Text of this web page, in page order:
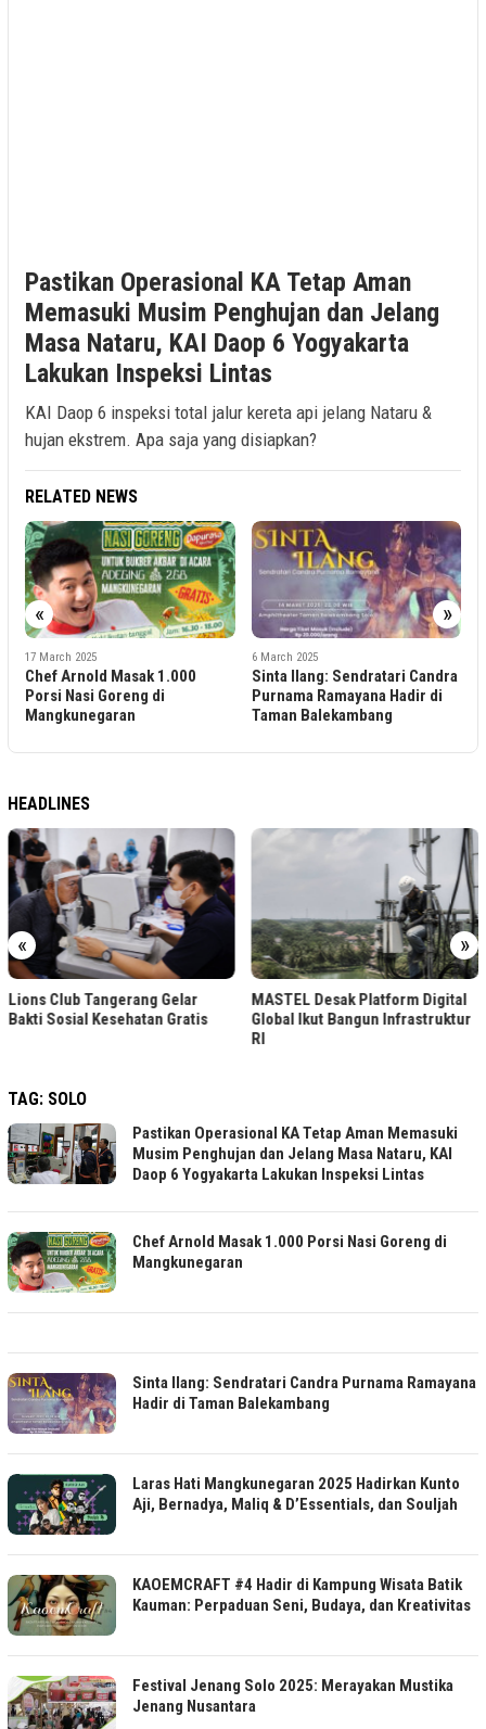
Pastikan Operasional KA Tetap Aman
Memasuki Musim Penghujan dan Jelang
Masa Nataru, KAI Daop 6 Yogyakarta
Lakukan Inspeksi Lintas
KAI Daop 6 inspeksi total jalur kereta api jelang Nataru &
hujan ekstrem. Apa saja yang disiapkan?
RELATED NEWS
« »
17 March 2025
Chef Arnold Masak 1.000
Porsi Nasi Goreng di
Mangkunegaran
6 March 2025
Sinta Ilang: Sendratari Candra
Purnama Ramayana Hadir di
Taman Balekambang
HEADLINES
« »
Lions Club Tangerang Gelar
Bakti Sosial Kesehatan Gratis
MASTEL Desak Platform Digital
Global Ikut Bangun Infrastruktur
RI
TAG: SOLO
Pastikan Operasional KA Tetap Aman Memasuki
Musim Penghujan dan Jelang Masa Nataru, KAI
Daop 6 Yogyakarta Lakukan Inspeksi Lintas
Chef Arnold Masak 1.000 Porsi Nasi Goreng di
Mangkunegaran
Sinta Ilang: Sendratari Candra Purnama Ramayana
Hadir di Taman Balekambang
Laras Hati Mangkunegaran 2025 Hadirkan Kunto
Aji, Bernadya, Maliq & D’Essentials, dan Souljah
KAOEMCRAFT #4 Hadir di Kampung Wisata Batik
Kauman: Perpaduan Seni, Budaya, dan Kreativitas
Festival Jenang Solo 2025: Merayakan Mustika
Jenang Nusantara